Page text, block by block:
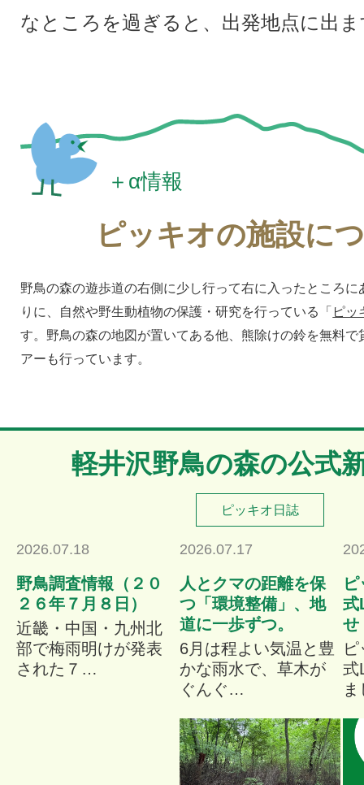
なところを過ぎると、出発地点に出
＋α情報
ピッキオの施設に
野鳥の森の遊歩道の右側に少し行って右に入ったところに
りに、自然や野生動植物の保護・研究を行っている「 ピッ
す。野鳥の森の地図が置いてある他、熊除けの鈴を無料で
アーも行っています。
軽井沢野鳥の森の公式
ピッキオ日誌
2026.07.18
野鳥調査情報（２０
２６年７月８日）
近畿・中国・九州北
部で梅雨明けが発表
された７…
2026.07.17
人とクマの距離を保
つ「環境整備」、地
道に一歩ずつ。
6月は程よい気温と豊
かな雨水で、草木が
ぐんぐ…
式
せ
式